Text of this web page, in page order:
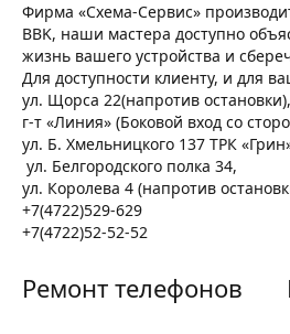
Фирма «Схема-Сервис»
BBK, наши мастера доступно
жизнь вашего устройства и
Для доступности клиенту, и для
ул. Щорса 22(напротив остановки),
г-т «Линия» (Боковой вход со
ул. Б. Хмельницкого 137 ТРК
ул. Белгородского полка 34,
ул. Королева 4 (напротив
+7(4722)529-629
+7(4722)52-52-52
Ремонт телефонов